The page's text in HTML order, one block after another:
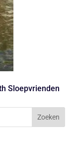
Sloepvrienden